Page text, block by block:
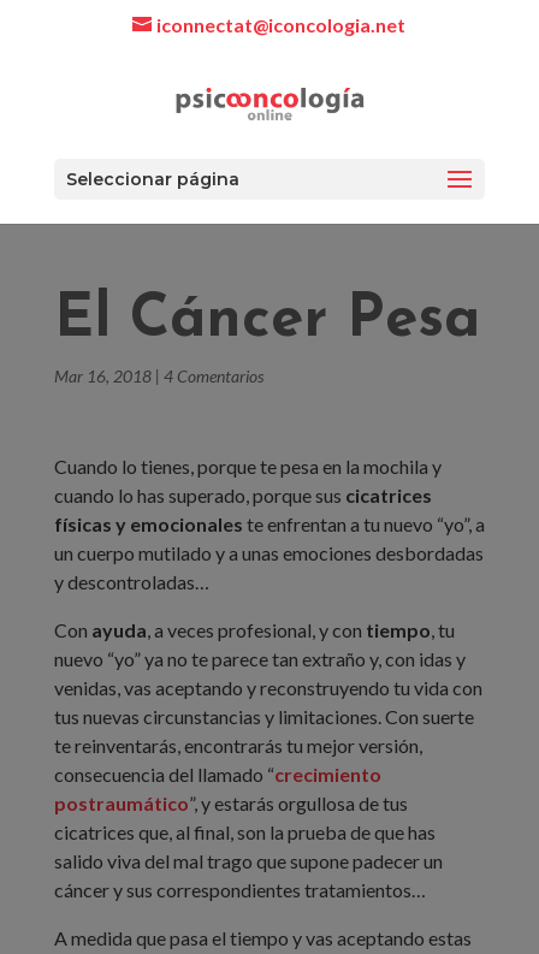
iconnectat@iconcologia.net
Seleccionar página
El Cáncer Pesa
Mar 16, 2018| 4 Comentarios
Cuando lo tienes, porque te pesa en la mochila y
cuando lo has superado, porque sus cicatrices
físicas y emocionales te enfrentan a tu nuevo “yo”, a
un cuerpo mutilado y a unas emociones desbordadas
y descontroladas…
Con ayuda, a veces profesional, y con tiempo, tu
nuevo “yo” ya no te parece tan extraño y, con idas y
venidas, vas aceptando y reconstruyendo tu vida con
tus nuevas circunstancias y limitaciones. Con suerte
te reinventarás, encontrarás tu mejor versión,
consecuencia del llamado “crecimiento
postraumático”, y estarás orgullosa de tus
cicatrices que, al final, son la prueba de que has
salido viva del mal trago que supone padecer un
cáncer y sus correspondientes tratamientos…
A medida que pasa el tiempo y vas aceptando estas